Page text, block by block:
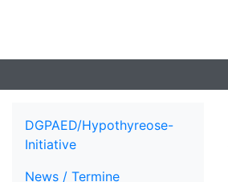
DGPAED/Hypothyreose-
Initiative
News / Termine